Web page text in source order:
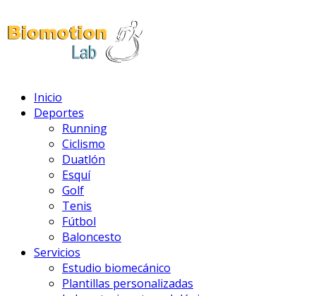
Inicio
Deportes
Running
Ciclismo
Duatlón
Esquí
Golf
Tenis
Fútbol
Baloncesto
Servicios
Estudio biomecánico
Plantillas personalizadas